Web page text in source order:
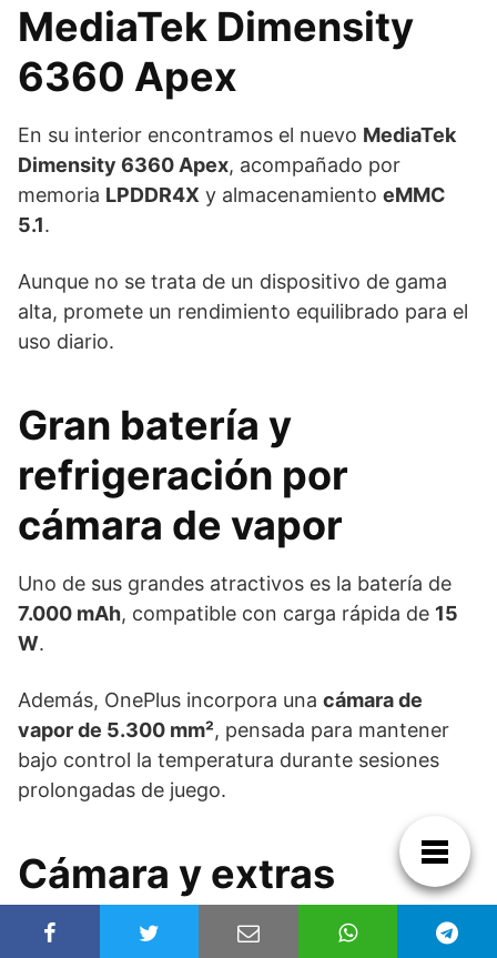
MediaTek Dimensity
6360 Apex
En su interior encontramos el nuevo MediaTek
Dimensity 6360 Apex, acompañado por
memoria LPDDR4X y almacenamiento eMMC
5.1.
Aunque no se trata de un dispositivo de gama
alta, promete un rendimiento equilibrado para el
uso diario.
Gran batería y
refrigeración por
cámara de vapor
Uno de sus grandes atractivos es la batería de
7.000 mAh, compatible con carga rápida de 15
W.
Además, OnePlus incorpora una cámara de
vapor de 5.300 mm², pensada para mantener
bajo control la temperatura durante sesiones
prolongadas de juego.
Cámara y extras
El apartado fotográfico queda compuesto por: